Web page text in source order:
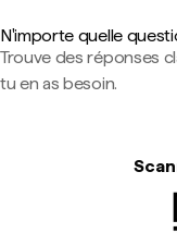
N'importe quelle
Trouve des réponses
tu en as besoin.